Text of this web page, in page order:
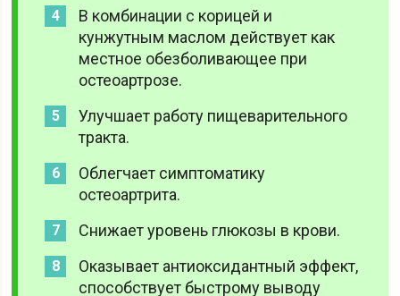
В комбинации с корицей и
кунжутным маслом действует как
местное обезболивающее при
остеоартрозе.
Улучшает работу пищеварительного
тракта.
Облегчает симптоматику
остеоартрита.
Снижает уровень глюкозы в крови.
Оказывает антиоксидантный эффект,
способствует быстрому выводу